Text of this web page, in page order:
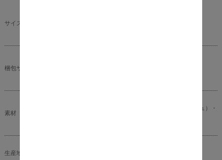
サイズ
梱包サイズ
素材
天然木（アッシュ）・天然木化粧繊維板（アッシュ）・
生産地